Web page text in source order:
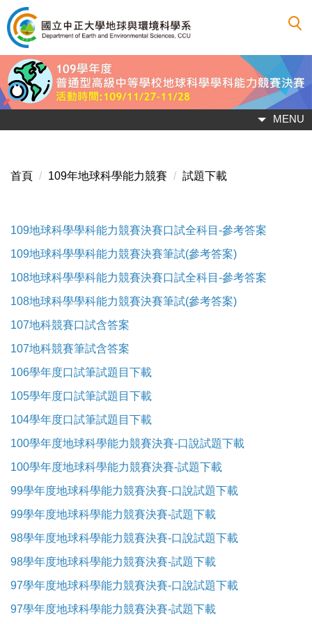
跳
到
主
要
內
容
區
MENU
首頁 109年地球科學能力競賽 試題下載
109地球科學學科能力競賽決賽口試全科目-參考答案
109地球科學學科能力競賽決賽筆試(參考答案)
108地球科學學科能力競賽決賽口試全科目-參考答案
108地球科學學科能力競賽決賽筆試(參考答案)
107地科競賽口試含答案
107地科競賽筆試含答案
106學年度口試筆試題目下載
105學年度口試筆試題目下載
104學年度口試筆試題目下載
100學年度地球科學能力競賽決賽-口說試題下載
100學年度地球科學能力競賽決賽-試題下載
99學年度地球科學能力競賽決賽-口說試題下載
99學年度地球科學能力競賽決賽-試題下載
98學年度地球科學能力競賽決賽-口說試題下載
98學年度地球科學能力競賽決賽-試題下載
97學年度地球科學能力競賽決賽-口說試題下載
97學年度地球科學能力競賽決賽-試題下載